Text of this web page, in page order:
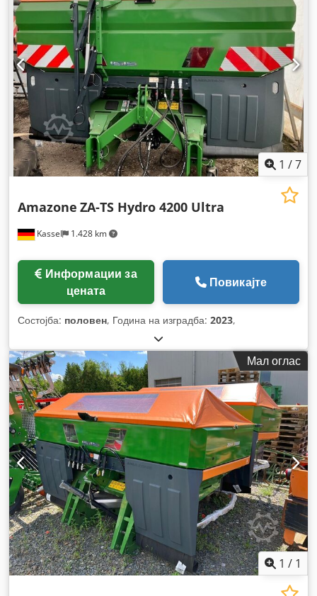
1 /7
Kassel 1.428 km
Amazone ZA-TS Hydro 4200 Ultra
цената
Повикајте
Состојба: половен, Година на изградба: 2023,
Мал оглас
1 / 1